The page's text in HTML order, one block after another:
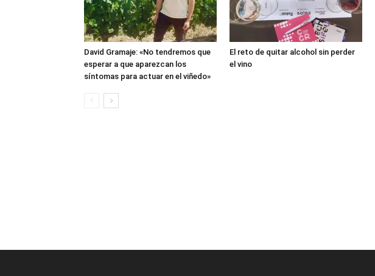
David Gramaje: «No tendremos que
esperar a que aparezcan los
síntomas para actuar en el viñedo»
El reto de quitar alcohol sin perder
el vino